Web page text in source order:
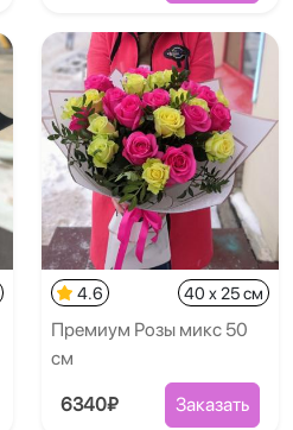
4.6 40 x 25 см
Премиум Розы микс 50
см
6340₽ Заказать